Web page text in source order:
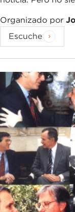
Organizado por
Escuche